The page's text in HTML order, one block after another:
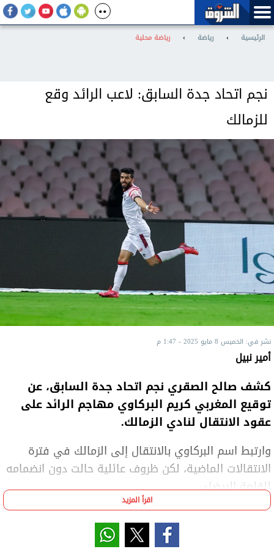
الرئيسية › رياضة › رياضة محلية
نجم اتحاد جدة السابق: لاعب الرائد وقع
للزمالك
نشر في: الخميس 8 مايو 2025 - 1:47 م
أمير نبيل
كشف صالح الصقري نجم اتحاد جدة السابق، عن
توقيع المغربي كريم البركاوي مهاجم الرائد على
عقود الانتقال لنادي الزمالك.
وارتبط اسم البركاوي بالانتقال إلى الزمالك في فترة
الانتقالات الماضية، لكن ظروف عائلية حالت دون انضمامه
للقلعة البيضاء.
وقال الصقري في تصريحات تلفزيونية إن البركاوي وقع
على عقود الانتقال إلى الزمالك، وأنه يقضي موسمه
اقرأ المزيد